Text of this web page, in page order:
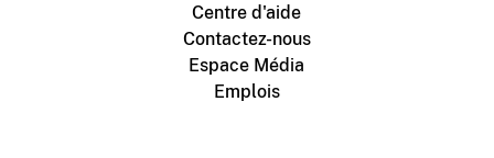
Centre d'aide
Contactez-nous
Espace Média
Emplois